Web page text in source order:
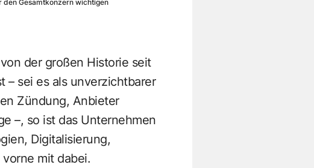
den Gesamtkonzern wichtigen
der großen Historie seit
– sei es als unverzichtbarer
Zündung, Anbieter
–, so ist das Unternehmen
Digitalisierung,
mit dabei.